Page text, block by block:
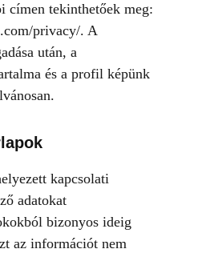
címen tekinthetőek meg:
privacy/. A
után, a
és a profil képünk
kapcsolati
adatokat
bizonyos ideig
az információt nem